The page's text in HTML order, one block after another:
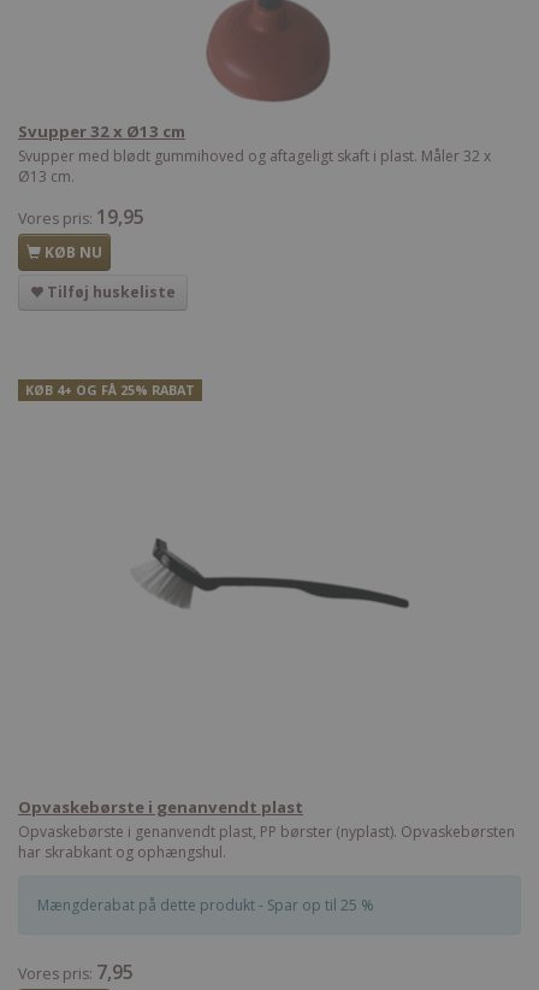
Svupper 32 x Ø13 cm
Svupper med blødt gummihoved og aftageligt skaft i plast. Måler 32 x
Ø13 cm.
Vores pris: 19,95
KØB NU
Tilføj huskeliste
KØB 4+ OG FÅ 25% RABAT
Opvaskebørste i genanvendt plast
Opvaskebørste i genanvendt plast, PP børster (nyplast). Opvaskebørsten
har skrabkant og ophængshul.
Mængderabat på dette produkt - Spar op til 25 %
Vores pris: 7,95